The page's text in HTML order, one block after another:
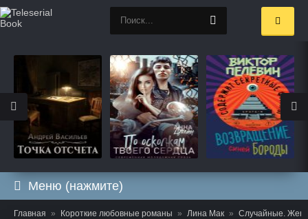
Меню (нажмите)
Главная Короткие любовные романы Лина Мак Случайные.